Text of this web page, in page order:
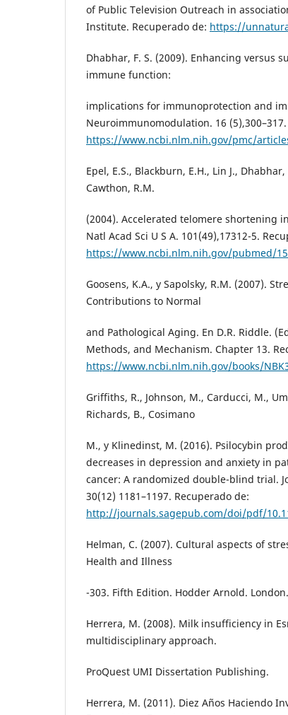
of Public Television Outreach in
Institute. Recuperado de: https://
Dhabhar, F. S. (2009). Enhancing versus
immune function:
implications for immunoprotection and
Neuroimmunomodulation. 16
https://www.ncbi.nlm.nih.gov/pmc/
Epel, E.S., Blackburn, E.H., Lin J.,
Cawthon, R.M.
(2004). Accelerated telomere shortening
Natl Acad Sci U S A. 101(49),17312-5.
https://www.ncbi.nlm.nih.gov/pubmed/
Goosens, K.A., y Sapolsky, R.M. (2007).
Contributions to Normal
and Pathological Aging. En D.R. Riddle.
Methods, and Mechanism. Chapter 13.
https://www.ncbi.nlm.nih.gov/books/
Griffiths, R., Johnson, M., Carducci, M.,
Richards, B., Cosimano
M., y Klinedinst, M. (2016). Psilocybin
decreases in depression and anxiety in
cancer: A randomized double-blind trial.
30(12) 1181–1197. Recuperado de:
http://journals.sagepub.com/doi/pdf/
Helman, C. (2007). Cultural aspects of
Health and Illness
-303. Fifth Edition. Hodder Arnold. London.
Herrera, M. (2008). Milk insufficiency in
multidisciplinary approach.
ProQuest UMI Dissertation Publishing.
Herrera, M. (2011). Diez Años Haciendo